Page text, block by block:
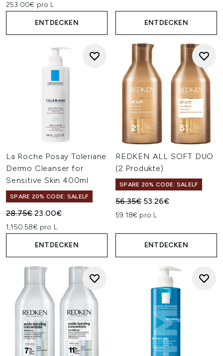
253.00€ pro L
ENTDECKEN ENTDECKEN
La Roche Posay Toleriane
Dermo Cleanser for
Sensitive Skin 400ml
SPARE 20% CODE: SALELF
Unverbindliche Preisempfehlung:
28.75€Aktueller Preis:
23.00€
1,150.58€ pro L
ENTDECKEN
REDKEN ALL SOFT DUO
(2 Produkte)
SPARE 20% CODE: SALELF
Unverbindliche
56.35€ Aktueller Preis:
53.26€
59.18€ pro L
ENTDECKEN